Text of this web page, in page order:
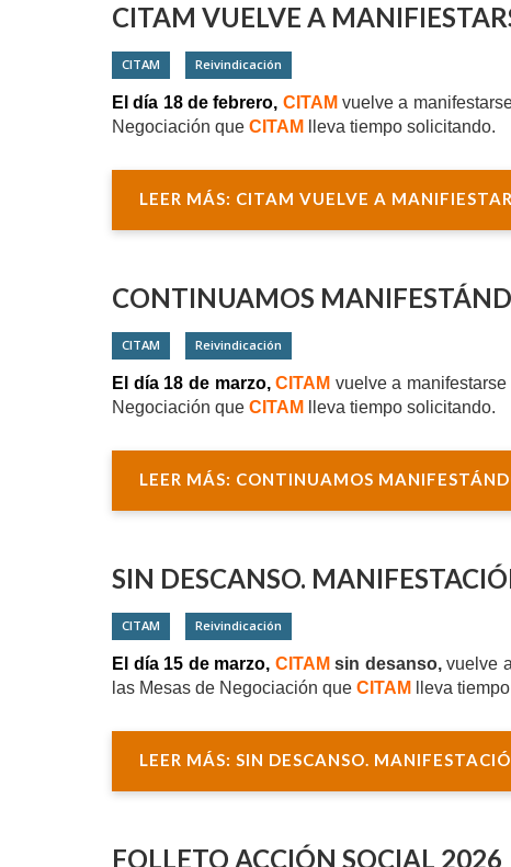
CITAM VUELVE A
CITAM Reivindicación
El día 18 de febrero, CITAM vuelve a
Negociación que CITAM lleva tiempo solicitando.
LEER MÁS: CITAM VUELVE A
CONTINUAMOS
CITAM Reivindicación
El día 18 de marzo,CITAM vuelve a
Negociación que CITAM lleva tiempo solicitando.
LEER MÁS: CONTINUAMOS
SIN DESCANSO.
CITAM Reivindicación
El día 15 de marzo, CITAM sin desanso,vuelve a
las Mesas de Negociación que CITAM lleva
LEER MÁS: SIN DESCANSO.
FOLLETO ACCIÓN SOCIAL 2026